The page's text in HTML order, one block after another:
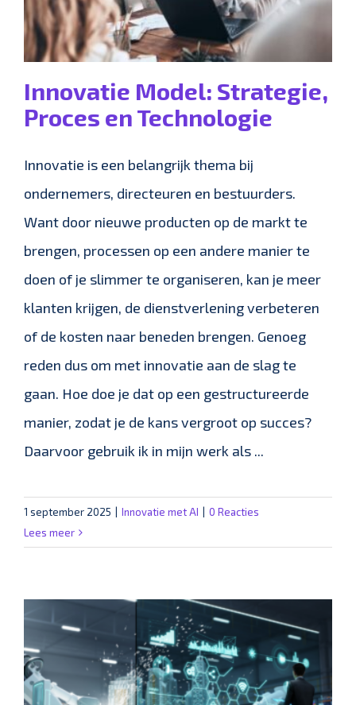
Innovatie Model: Strategie,
Proces en Technologie
Innovatie is een belangrijk thema bij
ondernemers, directeuren en bestuurders.
Want door nieuwe producten op de markt te
brengen, processen op een andere manier te
doen of je slimmer te organiseren, kan je meer
klanten krijgen, de dienstverlening verbeteren
of de kosten naar beneden brengen. Genoeg
reden dus om met innovatie aan de slag te
gaan. Hoe doe je dat op een gestructureerde
manier, zodat je de kans vergroot op succes?
Daarvoor gebruik ik in mijn werk als ...
1 september 2025 Innovatie met AI
0 Reacties
Lees meer